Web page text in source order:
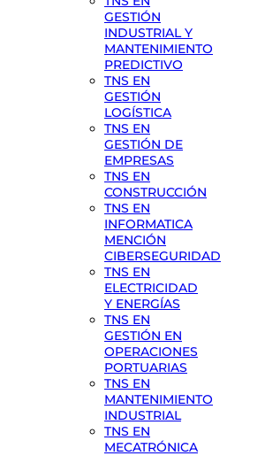
GESTIÓN
INDUSTRIAL Y
MANTENIMIENTO
PREDICTIVO
TNS EN
GESTIÓN
LOGÍSTICA
TNS EN
GESTIÓN DE
EMPRESAS
TNS EN
CONSTRUCCIÓN
TNS EN
INFORMATICA
MENCIÓN
CIBERSEGURIDAD
TNS EN
ELECTRICIDAD
Y ENERGÍAS
TNS EN
GESTIÓN EN
OPERACIONES
PORTUARIAS
TNS EN
MANTENIMIENTO
INDUSTRIAL
TNS EN
MECATRÓNICA